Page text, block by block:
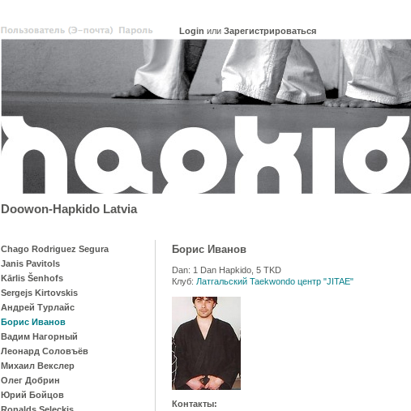
или Зарегистрироваться
Doowon-Hapkido Latvia
Chago Rodriguez Segura
Janis Pavitols
Kārlis Šenhofs
Sergejs Kirtovskis
Андрей Турлайс
Борис Иванов
Вадим Нагорный
Леонард Соловъёв
Михаил Векслер
Олег Добрин
Юрий Бойцов
Борис Иванов
Dan: 1 Dan Hapkido, 5 TKD
Клуб: Латгальский Taekwondo центр "JITAE"
Контакты: